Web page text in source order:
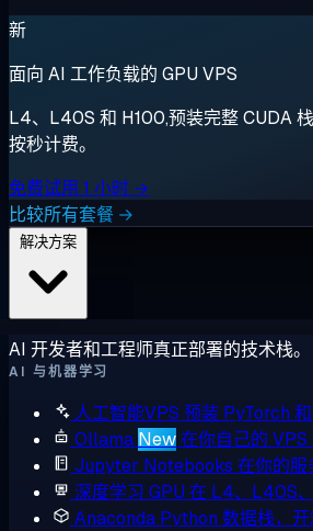
新
面向 AI 工作负载的 GPU VPS
L4、L40S 和 H100,预装完整 CUDA
按秒计费。
免费试用 1 小时 →
比较所有套餐 →
AI 开发者和工程师真正部署的技术栈。
AI 与机器学习
人工智能VPS 预装 PyTorch
Ollama New在你自己的
Jupyter Notebooks 在你的
深度学习 GPU 在 L4、L40S
Anaconda Python 数据栈，开